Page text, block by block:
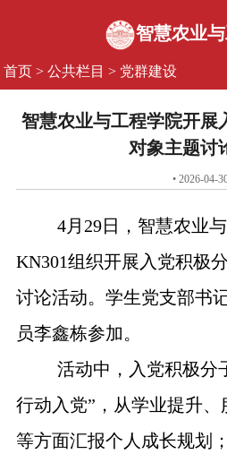
智慧农业
首页 > 公共栏目 > 党群建设
智慧农业与工程学院开展
对象主题讨
• 2026-04-
4月29日，智慧农业
KN301组织开展入党积极
讨论活动。学生党支部书
员李鑫栋参加。
活动中，入党积极分
行动入党”，从学业提升
等方面汇报个人成长规划